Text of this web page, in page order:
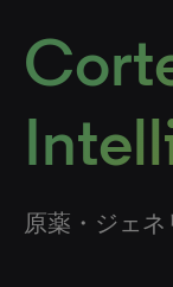
原薬・ジェ